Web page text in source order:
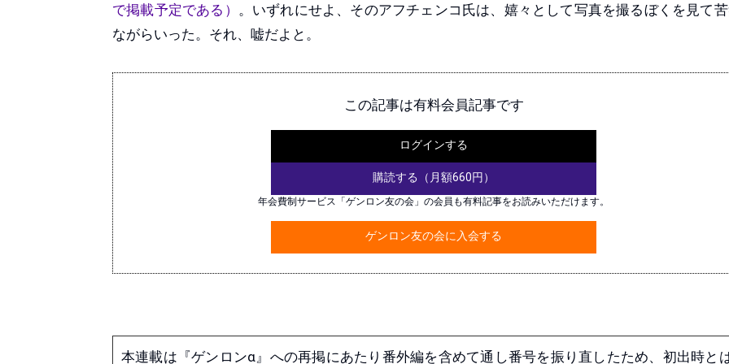
で掲載予定である）
。いずれにせよ、そのアフチェンコ氏は、嬉々として写真を撮るぼくを見て
ながらいった。それ、嘘だよと。
この記事は有料会員記事です
ログインする
購読する（月額660円）
年会費制サービス「ゲンロン友の会」の会員も有料記事をお読みいただけます。
ゲンロン友の会に入会する
本連載は『ゲンロンα』への再掲にあたり番外編を含めて通し番号を振り直したため、初出時と